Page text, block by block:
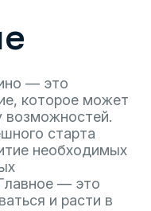
— это
которое может
возможностей.
старта
необходимых
— это
и расти в